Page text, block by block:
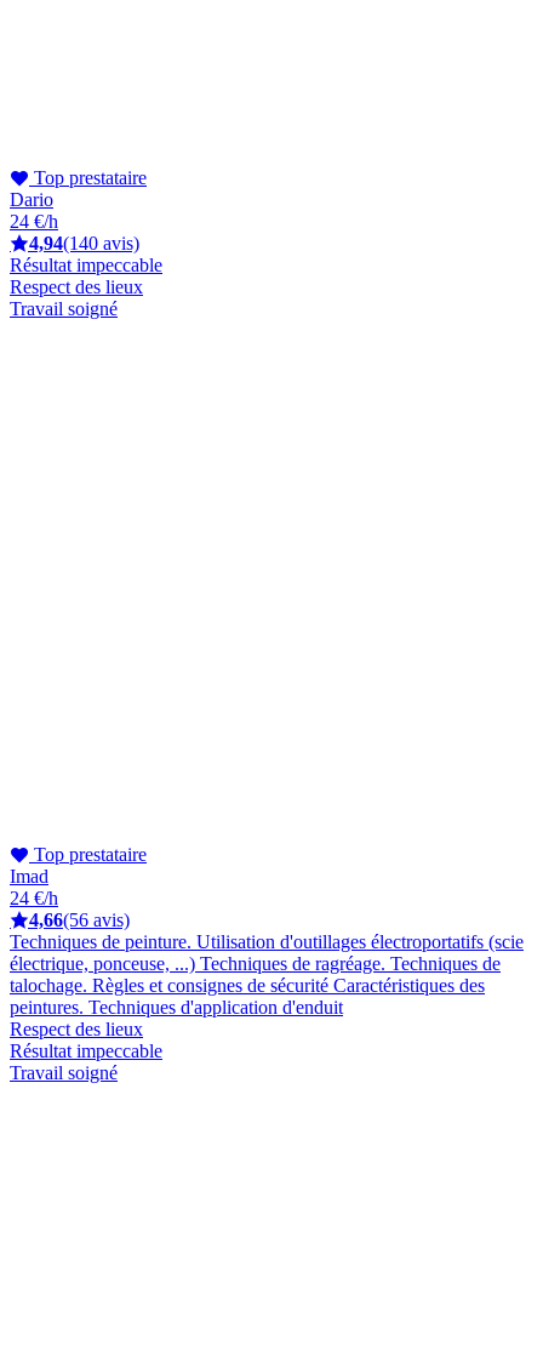
Top prestataire
Dario
24 €/h
4,94(140 avis)
Résultat impeccable
Respect des lieux
Travail soigné
Top prestataire
Imad
24 €/h
4,66(56 avis)
Techniques de peinture. Utilisation d'outillages électroportatifs (scie
électrique, ponceuse, ...) Techniques de ragréage. Techniques de
talochage. Règles et consignes de sécurité Caractéristiques des
peintures. Techniques d'application d'enduit
Respect des lieux
Résultat impeccable
Travail soigné